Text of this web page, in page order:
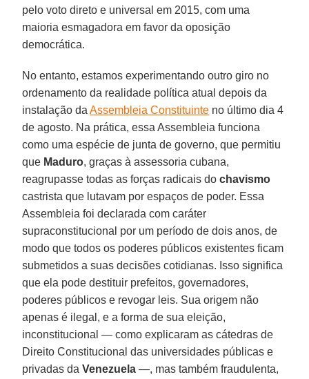
pelo voto direto e universal em 2015, com uma
maioria esmagadora em favor da oposição
democrática.
No entanto, estamos experimentando outro giro no
ordenamento da realidade política atual depois da
instalação daAssembleia Constituinte no último dia 4
de agosto. Na prática, essa Assembleia funciona
como uma espécie de junta de governo, que permitiu
que Maduro, graças à assessoria cubana,
reagrupasse todas as forças radicais dochavismo
castrista que lutavam por espaços de poder. Essa
Assembleia foi declarada com caráter
supraconstitucional por um período de dois anos, de
modo que todos os poderes públicos existentes ficam
submetidos a suas decisões cotidianas. Isso significa
que ela pode destituir prefeitos, governadores,
poderes públicos e revogar leis. Sua origem não
apenas é ilegal, e a forma de sua eleição,
inconstitucional — como explicaram as cátedras de
Direito Constitucional das universidades públicas e
privadas daVenezuela —, mas também fraudulenta,